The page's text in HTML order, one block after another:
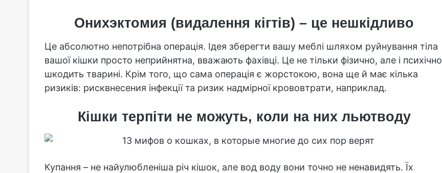
Онихэктомия (видалення кігтів) – це нешкідливо
Це абсолютно непотрібна операція. Ідея зберегти вашу меблі шляхом руйнування тіла
вашої кішки просто неприйнятна, вважають фахівці. Це не тільки фізично, але і психічно
шкодить тварині. Крім того, що сама операція є жорстокою, вона ще й має кілька
ризиків: рисквнесения інфекції та ризик надмірної крововтрати, наприклад.
Кішки терпіти не можуть, коли на них льютводу
Купання – не найулюбленіша річ кішок, але вод воду вони точно не ненавидять. Їх